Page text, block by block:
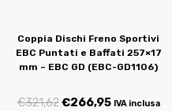
Coppia Dischi Freno Sportivi
EBC Puntati e Baffati 257×17
mm – EBC GD (EBC-GD1106)
€321,62€266,95 IVA inclusa